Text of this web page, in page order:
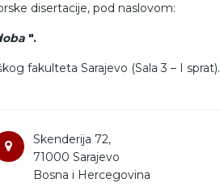
disertacije, pod naslovom:
".
fakulteta Sarajevo (Sala 3 – I sprat).
Skenderija 72,
71000 Sarajevo
Bosna i Hercegovina